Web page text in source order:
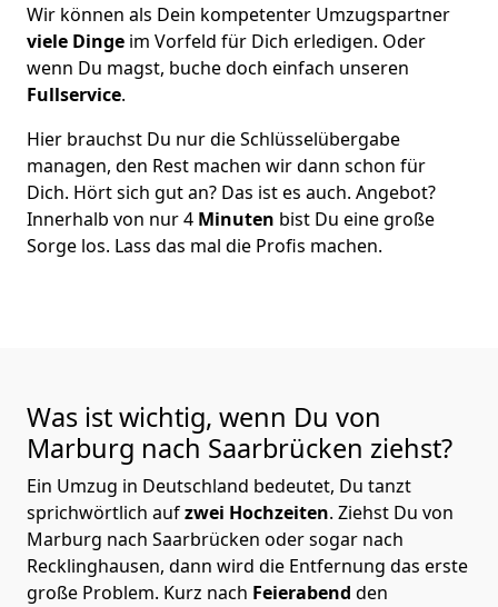
Wir können als Dein kompetenter Umzugspartner
viele Dinge im Vorfeld für Dich erledigen. Oder
wenn Du magst, buche doch einfach unseren
Fullservice.
Hier brauchst Du nur die Schlüsselübergabe
managen, den Rest machen wir dann schon für
Dich. Hört sich gut an? Das ist es auch. Angebot?
Innerhalb von nur 4 Minuten bist Du eine große
Sorge los. Lass das mal die Profis machen.
Was ist wichtig, wenn Du von
Marburg nach Saarbrücken ziehst?
Ein Umzug in Deutschland bedeutet, Du tanzt
sprichwörtlich aufzwei Hochzeiten. Ziehst Du von
Marburg nach Saarbrücken oder sogar nach
Recklinghausen, dann wird die Entfernung das erste
große Problem. Kurz nach Feierabend den